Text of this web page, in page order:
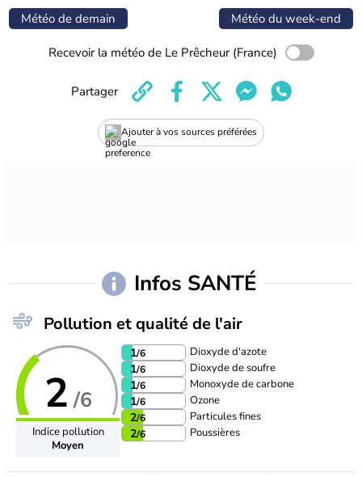
Météo de demain Météo du week-end
Recevoir la météo de Le Prêcheur (France)
Ajouter à vos sources préférées
Partager
Infos SANTÉ
Pollution et qualité de l'air
2 /6
Indice pollution
Moyen
1/6 Dioxyde d'azote
1/6 Dioxyde de soufre
1/6 Monoxyde de carbone
1/6 Ozone
2/6 Particules fines
2/6 Poussières